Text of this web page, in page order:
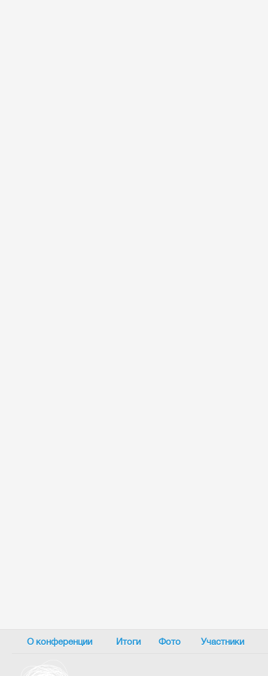
О конференции Итоги Фото Участники